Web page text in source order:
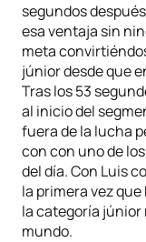
segundos
esa ventaja sin
meta
júnior desde que
Tras los 53
al inicio del
fuera de la lucha
con con uno de
del día. Con Luis
la primera vez
la categoría júnior
mundo.